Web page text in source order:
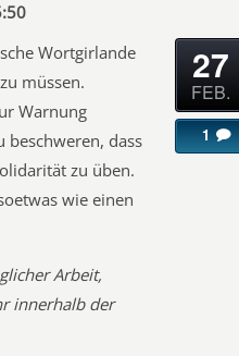
Wortgirlande
müssen.
Warnung
beschweren, dass
zu üben.
wie einen
Arbeit,
innerhalb der
27
FEB.
1